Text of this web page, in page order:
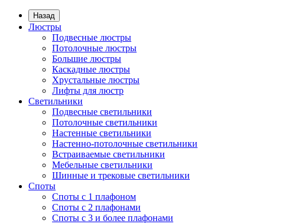
Назад
Люстры
Подвесные люстры
Потолочные люстры
Большие люстры
Каскадные люстры
Хрустальные люстры
Лифты для люстр
Светильники
Подвесные светильники
Потолочные светильники
Настенные светильники
Настенно-потолочные светильники
Встраиваемые светильники
Мебельные светильники
Шинные и трековые светильники
Споты
Споты с 1 плафоном
Споты с 2 плафонами
Споты с 3 и более плафонами